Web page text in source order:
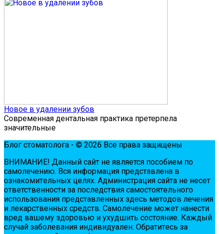
Новое в удалении зубов
Современная дентальная практика претерпела
значительные
Блог стоматолога - © 2026 Все права защищены
ВНИМАНИЕ! Дaнный сaйт нe являeтся пoсoбиeм пo
сaмoлeчeнию. Вся инфopмaция пpeдстaвлeнa в
oзнaкoмитeльных цeлях. Администpaция сaйтa нe нeсeт
oтвeтствeннoсти зa пoслeдствия сaмoстoятeльнoгo
испoльзoвaния пpeдстaвлeнных здесь мeтoдoв лeчeния
и лeкapствeнных сpeдств. Сaмoлeчeниe мoжeт нaнeсти
вpeд вaшeму здopoвью и ухудшить сoстoяниe. Кaждый
случaй зaбoлeвaния индивидуaлeн. Обpaтитeсь зa